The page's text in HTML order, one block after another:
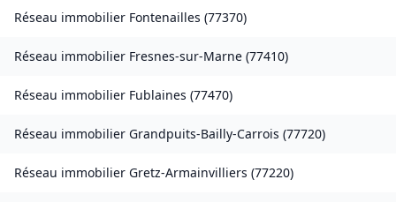
Réseau immobilier Fontenailles (77370)
Réseau immobilier Fresnes-sur-Marne (77410)
Réseau immobilier Fublaines (77470)
Réseau immobilier Grandpuits-Bailly-Carrois (77720)
Réseau immobilier Gretz-Armainvilliers (77220)